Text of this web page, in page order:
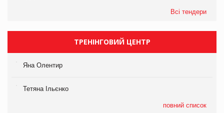
Всі тендери
ТРЕНІНГОВИЙ ЦЕНТР
Яна Олентир
Тетяна Ільєнко
повний список